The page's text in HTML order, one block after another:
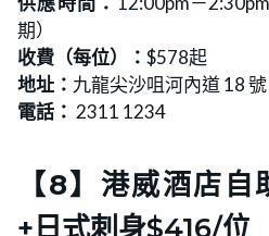
期）
收費（每位）： $578起
地址： 九龍尖沙咀河內道 18 號
電話： 2311 1234
【8】港威酒店自
+日式刺身$416/位